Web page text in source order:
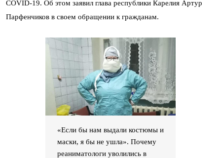
COVID-19. Об этом заявил глава республики Карелия Артур
Парфенчиков в своем обращении к гражданам.
«Если бы нам выдали костюмы и
маски, я бы не ушла». Почему
реаниматологи уволились в